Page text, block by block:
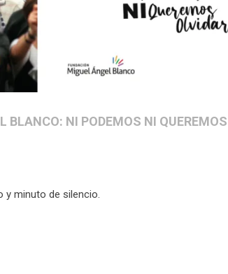
NI PODEMOS NI
y minuto de silencio.